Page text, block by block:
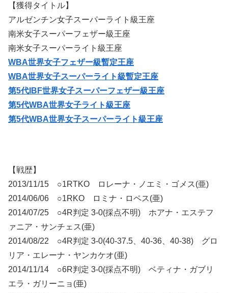
【獲得タイトル】
アルゼンチン女子スーパーライト級王座
南米女子スーパーフェザー級王座
南米女子スーパーライト級王座
WBA世界女子フェザー級暫定王座
WBA世界女子スーパーライト級暫定王座
第5代IBF世界女子スーパーフェザー級王座
第5代WBA世界女子ライト級王座
第5代WBA世界女子スーパーライト級王座
【戦歴】
2013/11/15 ○1RTKO ロレーナ・ノエミ・ゴメス(亜)
2014/06/06 ○1RKO ロミナ・ロペス(亜)
2014/07/25 ○4R判定 3-0(採点不明) ホアナ・エステフ
ァニア・サンチェス(亜)
2014/08/22 ○4R判定 3-0(40-37.5、40-36、40-38) グロ
リア・エレーナ・ヤンカケオ(亜)
2014/11/14 ○6R判定 3-0(採点不明) ベティナ・ガブリ
エラ・ガリーニョ(亜)